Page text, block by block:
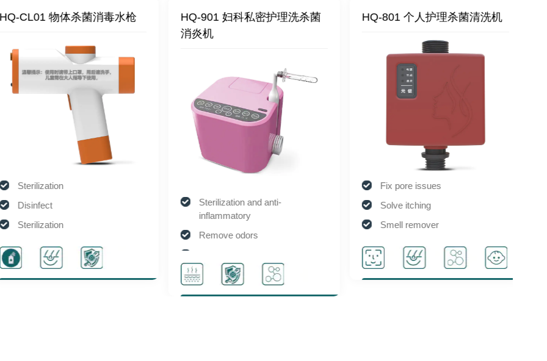
CL01 物体杀菌消毒水枪
Sterilization
Disinfect
Sterilization
Disinfect
HQ-901 妇科私密护理洗杀菌
消炎机
Sterilization and anti-
inflammatory
Remove odors
Solve itching
HQ-801 个人护理杀菌清洗机
Fix pore issues
Solve itching
Smell remover
Degreasing
Pale yellow gas
Acne care